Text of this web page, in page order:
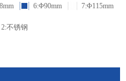
6:Φ90mm 7:Φ115mm
2:不锈钢